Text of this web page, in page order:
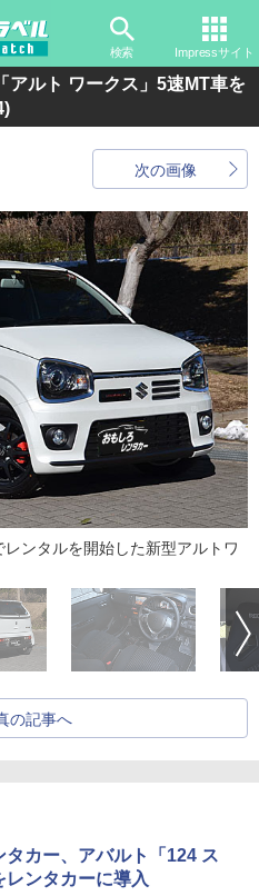
検索 Impressサイト
アルト ワークス」5速MT車を
次の画像
ンタルを開始した新型アルトワ
の記事へ
タカー、アバルト「124 ス
レンタカーに導入